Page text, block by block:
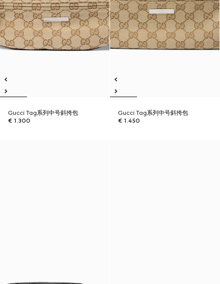
Gucci Tag系列中号斜挎包
€ 1.300
Gucci Tag系列中号斜挎包
€ 1.450